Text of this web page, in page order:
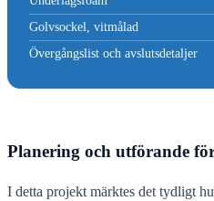
Golvsockel, vitmålad
Övergångslist och avslutsdetaljer
Planering och utförande
I detta projekt märktes det tydligt